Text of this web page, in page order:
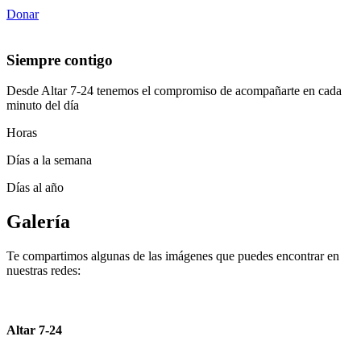
Donar
Siempre contigo
Desde Altar 7-24 tenemos el compromiso de acompañarte en cada
minuto del día
Horas
Días a la semana
Días al año
Galería
Te compartimos algunas de las imágenes que puedes encontrar en
nuestras redes:
Altar 7-24